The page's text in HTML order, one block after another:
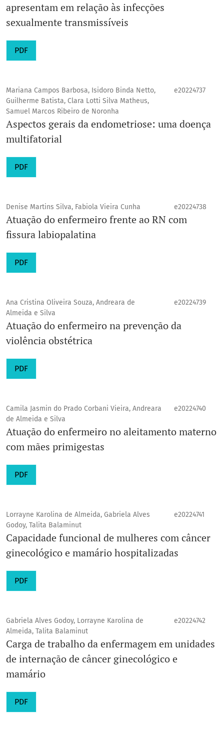
apresentam em relação às infecções
sexualmente transmissíveis
PDF
Mariana Campos Barbosa, Isidoro Binda Netto,
Guilherme Batista, Clara Lotti Silva Matheus,
Samuel Marcos Ribeiro de Noronha
e20224737
Aspectos gerais da endometriose: uma doença
multifatorial
PDF
Denise Martins Silva, Fabiola Vieira Cunha e20224738
Atuação do enfermeiro frente ao RN com
fissura labiopalatina
PDF
Ana Cristina Oliveira Souza, Andreara de
Almeida e Silva
e20224739
Atuação do enfermeiro na prevenção da
violência obstétrica
PDF
Camila Jasmin do Prado Corbani Vieira, Andreara
de Almeida e Silva
e20224740
Atuação do enfermeiro no aleitamento materno
com mães primigestas
PDF
Lorrayne Karolina de Almeida, Gabriela Alves
Godoy, Talita Balaminut
e20224741
Capacidade funcional de mulheres com câncer
ginecológico e mamário hospitalizadas
PDF
Gabriela Alves Godoy, Lorrayne Karolina de
Almeida, Talita Balaminut
e20224742
Carga de trabalho da enfermagem em unidades
de internação de câncer ginecológico e
mamário
PDF